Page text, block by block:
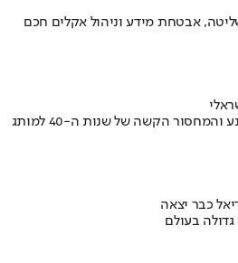
אבטחת מידע וניהול אקלים חכם
איך אסם הפכה את תקופת הצנע והמחסור הקשה של שנות ה-40 למותג
כבר יצאה
בעולם